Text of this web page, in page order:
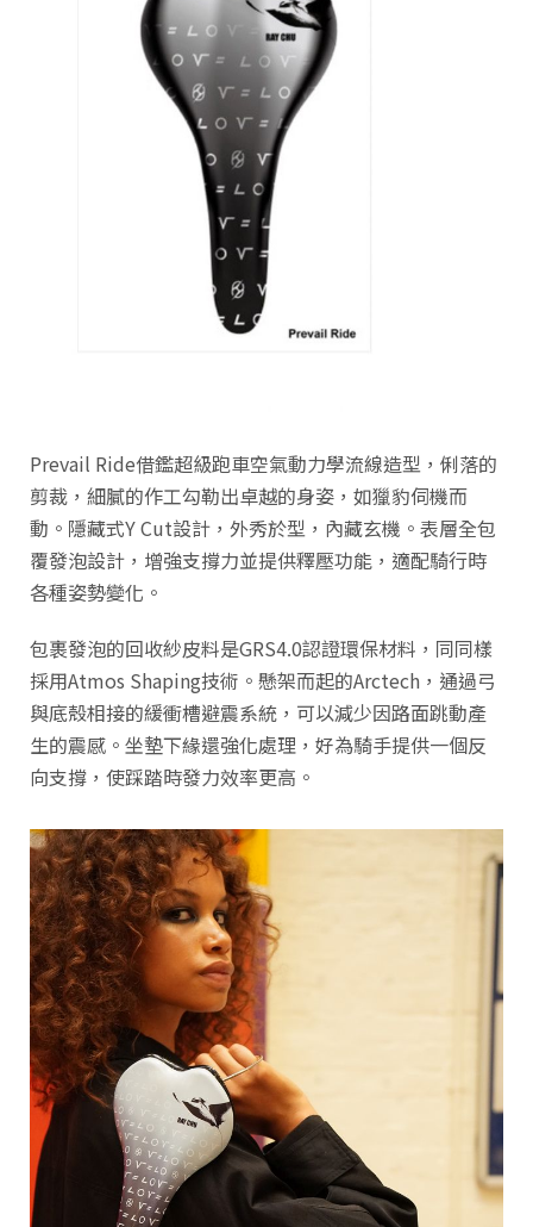
Prevail Ride借鑑超級跑車空氣動力學流線造型，俐落的
剪裁，細膩的作工勾勒出卓越的身姿，如獵豹伺機而
動。隱藏式Y Cut設計，外秀於型，內藏玄機。表層全包
覆發泡設計，增強支撐力並提供釋壓功能，適配騎行時
各種姿勢變化。
包裹發泡的回收紗皮料是GRS4.0認證環保材料，同同樣
採用Atmos Shaping技術。懸架而起的Arctech，通過弓
與底殼相接的緩衝槽避震系統，可以減少因路面跳動產
生的震感。坐墊下緣還強化處理，好為騎手提供一個反
向支撐，使踩踏時發力效率更高。